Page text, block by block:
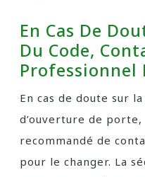
En Cas De
Du Code,
Professionnel
En cas de doute sur
d’ouverture de
recommandé de
pour le changer. La